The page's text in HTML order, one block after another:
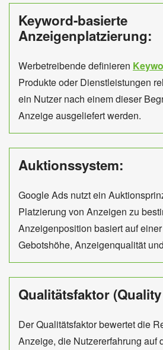
Keyword-basierte
Anzeigenplatzierung:
Werbetreibende definieren
Produkte oder Dienstleistungen
ein Nutzer nach einem dieser
Anzeige ausgeliefert werden.
Auktionssystem:
Google Ads nutzt ein
Platzierung von Anzeigen zu
Anzeigenposition basiert auf
Gebotshöhe, Anzeigenqualität
Qualitätsfaktor
Der Qualitätsfaktor bewertet die
Anzeige, die Nutzererfahrung auf